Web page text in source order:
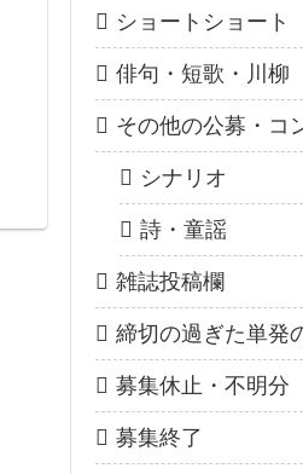
ショートショート
俳句・短歌・川柳
その他の公募・コ
シナリオ
詩・童謡
雑誌投稿欄
締切の過ぎた単発
募集休止・不明分
募集終了